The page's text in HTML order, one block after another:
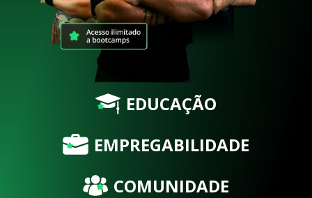
EDUCAÇÃO
EMPREGABILIDADE
COMUNIDADE